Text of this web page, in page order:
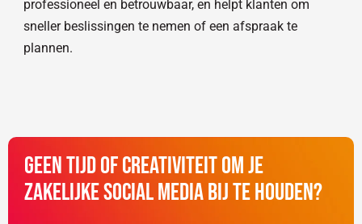
professioneel en betrouwbaar, en helpt klanten om
sneller beslissingen te nemen of een afspraak te
plannen.
Geen tijd of creativiteit om je
zakelijke social media bij te houden?